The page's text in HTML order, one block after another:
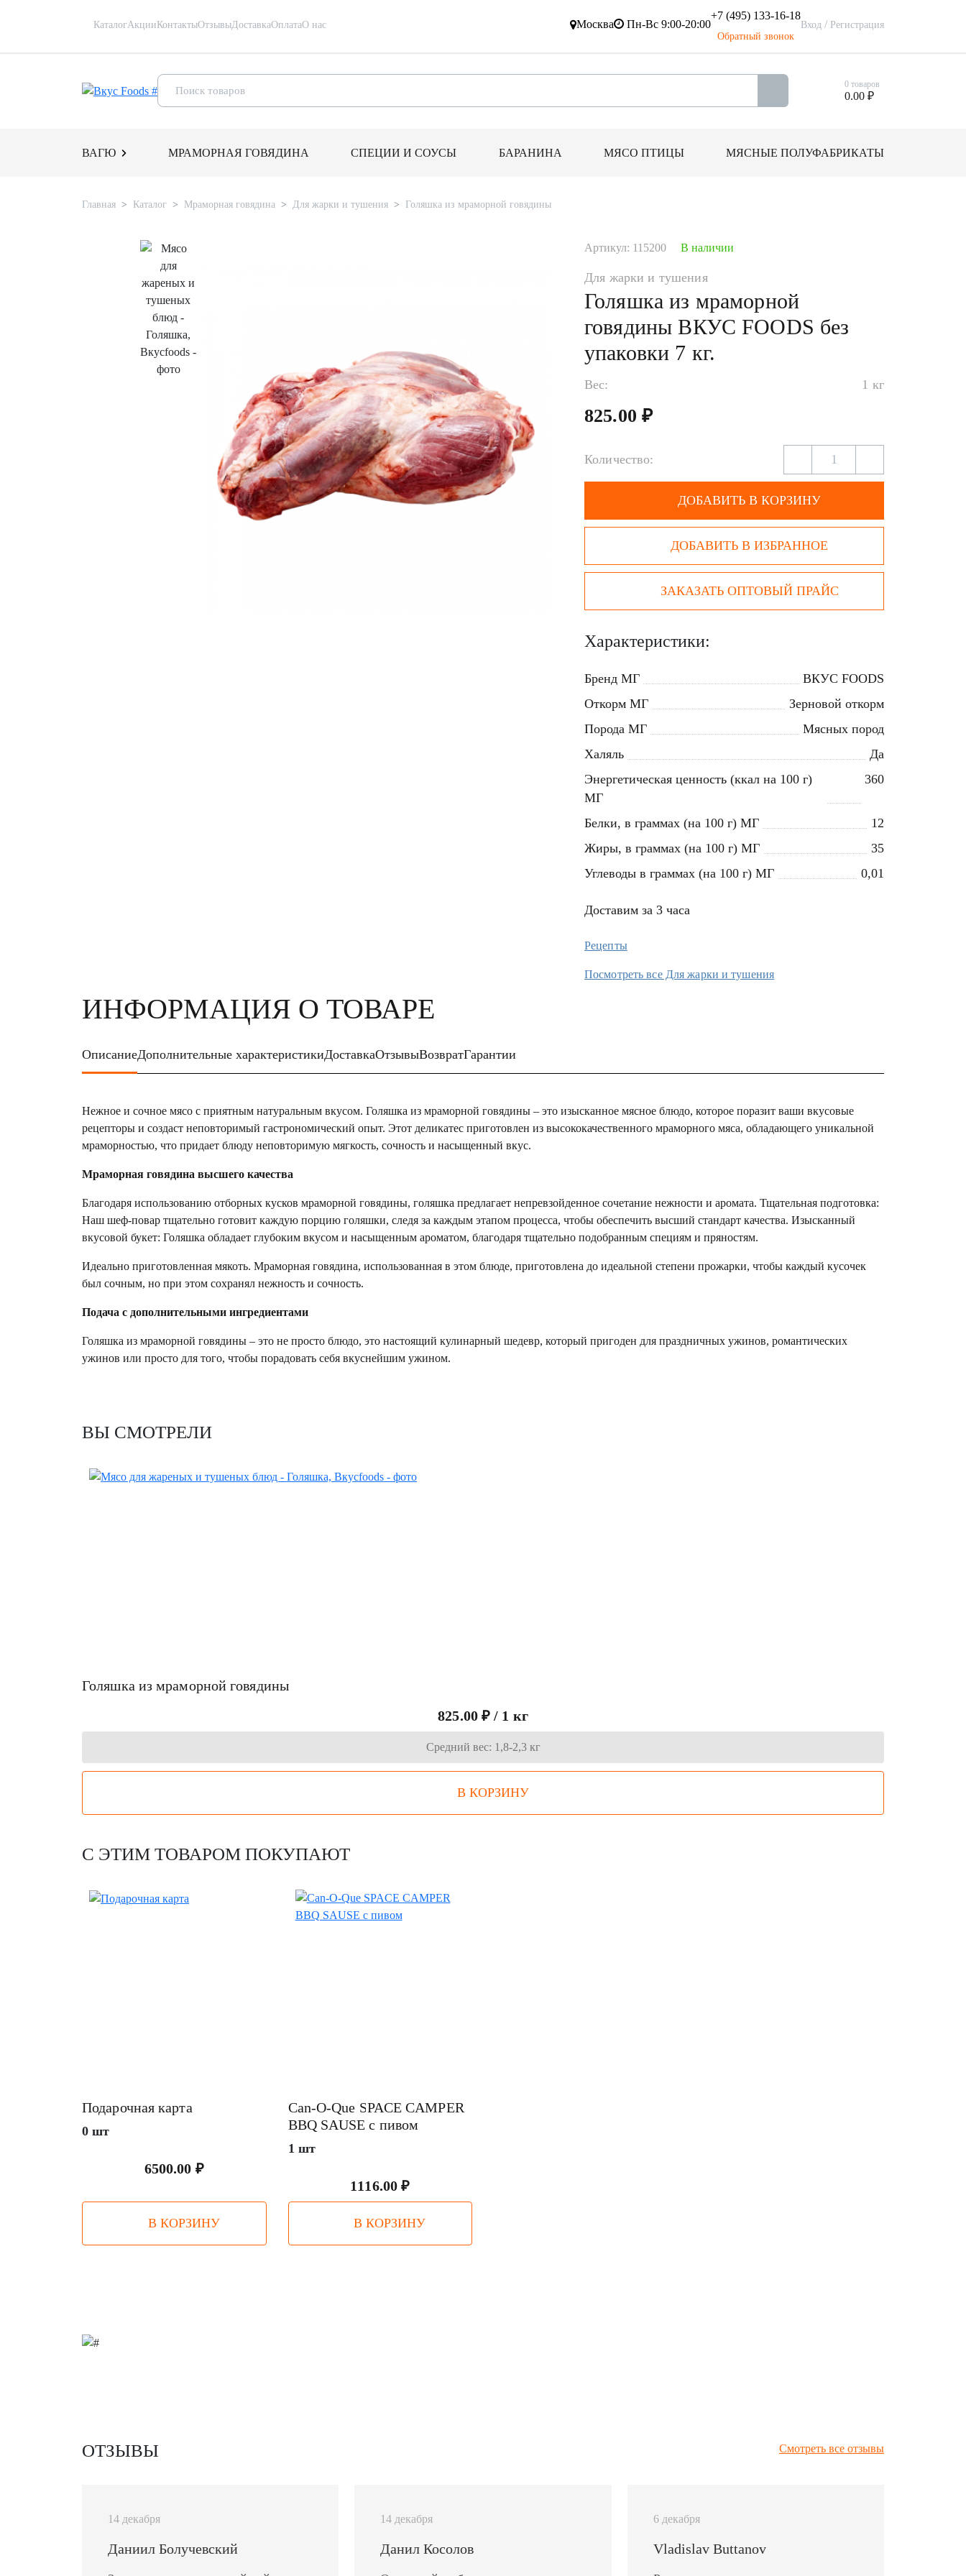
КаталогАкцииКонтактыОтзывыДоставкаОплатаО нас Москва Пн-Вс 9:00-20:00
+7 (495) 133-16-18
Обратный звонок
Вход / Регистрация
0 товаров
0.00 ₽
ВАГЮ МРАМОРНАЯ ГОВЯДИНА СПЕЦИИ И СОУСЫ БАРАНИНА МЯСО ПТИЦЫ МЯСНЫЕ ПОЛУФАБРИКАТЫ
Главная Каталог Мраморная говядина Для жарки и тушения Голяшка из мраморной говядины
Артикул: 115200 В наличии
Для жарки и тушения
Голяшка из мраморной
говядины ВКУС FOODS без
упаковки 7 кг.
Вес: 1 кг
825.00 ₽
Количество:
ДОБАВИТЬ В КОРЗИНУ
ДОБАВИТЬ В ИЗБРАННОЕ
ЗАКАЗАТЬ ОПТОВЫЙ ПРАЙС
Характеристики:
Бренд МГ
ВКУС FOODS
Откорм МГ
Зерновой откорм
Порода МГ
Мясных пород
Халяль
Да
Энергетическая ценность (ккал на 100 г)
МГ
360
Белки, в граммах (на 100 г) МГ
12
Жиры, в граммах (на 100 г) МГ
35
Углеводы в граммах (на 100 г) МГ
0,01
Доставим за 3 часа
Рецепты
Посмотреть все Для жарки и тушения
ИНФОРМАЦИЯ О ТОВАРЕ
ОписаниеДополнительные характеристикиДоставкаОтзывыВозвратГарантии
Нежное и сочное мясо с приятным натуральным вкусом. Голяшка из мраморной говядины – это изысканное мясное блюдо, которое поразит ваши вкусовые
рецепторы и создаст неповторимый гастрономический опыт. Этот деликатес приготовлен из высококачественного мраморного мяса, обладающего уникальной
мраморностью, что придает блюду неповторимую мягкость, сочность и насыщенный вкус.
Мраморная говядина высшего качества
Благодаря использованию отборных кусков мраморной говядины, голяшка предлагает непревзойденное сочетание нежности и аромата. Тщательная подготовка:
Наш шеф-повар тщательно готовит каждую порцию голяшки, следя за каждым этапом процесса, чтобы обеспечить высший стандарт качества. Изысканный
вкусовой букет: Голяшка обладает глубоким вкусом и насыщенным ароматом, благодаря тщательно подобранным специям и пряностям.
Идеально приготовленная мякоть. Мраморная говядина, использованная в этом блюде, приготовлена до идеальной степени прожарки, чтобы каждый кусочек
был сочным, но при этом сохранял нежность и сочность.
Подача с дополнительными ингредиентами
Голяшка из мраморной говядины – это не просто блюдо, это настоящий кулинарный шедевр, который пригоден для праздничных ужинов, романтических
ужинов или просто для того, чтобы порадовать себя вкуснейшим ужином.
ВЫ СМОТРЕЛИ
Голяшка из мраморной говядины
825.00 ₽ / 1 кг
Средний вес: 1,8-2,3 кг
В КОРЗИНУ
С ЭТИМ ТОВАРОМ ПОКУПАЮТ
Подарочная карта
0 шт
6500.00 ₽
В КОРЗИНУ
Can-O-Que SPACE CAMPER
BBQ SAUSE с пивом
1 шт
1116.00 ₽
В КОРЗИНУ
ОТЗЫВЫ Смотреть все отзывы
14 декабря
Даниил Болучевский
14 декабря
Данил Косолов
6 декабря
Vladislav Buttanov